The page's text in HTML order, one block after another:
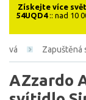
Získejte více
54UQD4:: nad 10
Zapuštěná
AZzardo